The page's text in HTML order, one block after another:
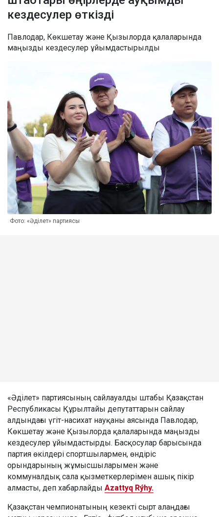
кездесулер өткізді
Павлодар, Көкшетау және Қызылорда қалаларында
маңызды кездесулер ұйымдастырылды
Фото: «Әділет» партиясы
«Әділет» партиясының сайлауалды штабы Қазақстан
Республикасы Құрылтайы депутаттарын сайлау
алдындағы үгіт-насихат науқаны аясында Павлодар,
Көкшетау және Қызылорда қалаларында маңызды
кездесулер ұйымдастырды. Басқосулар барысында
партия өкілдері спортшылармен, өндіріс
орындарының жұмысшыларымен және
коммуналдық сала қызметкерлерімен ашық пікір
алмасты, деп хабарлайды Azattyq Rýhy.
Қазақстан чемпионатының кезекті сырт алаңдағы